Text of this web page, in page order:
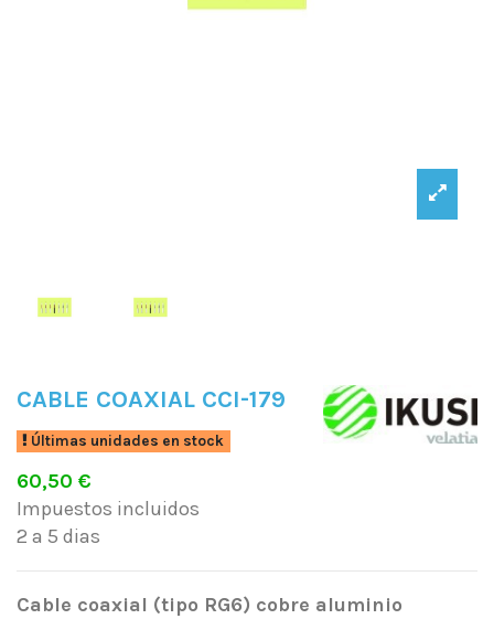
CABLE COAXIAL CCI-179
Últimas unidades en stock
60,50 €
Impuestos incluidos
2 a 5 dias
Cable coaxial (tipo RG6) cobre aluminio